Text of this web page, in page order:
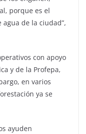
porque es el
de la ciudad”,
con apoyo
y de la Profepa,
en varios
ya se
ayuden